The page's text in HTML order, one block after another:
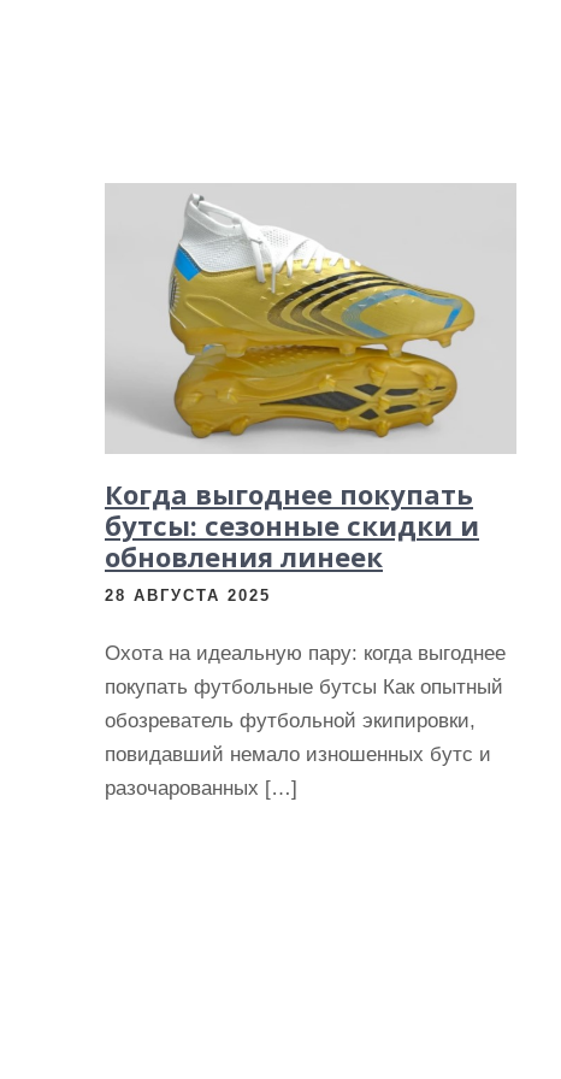
Когда выгоднее покупать
бутсы: сезонные скидки и
обновления линеек
28 АВГУСТА 2025
Охота на идеальную пару: когда выгоднее
покупать футбольные бутсы Как опытный
обозреватель футбольной экипировки,
повидавший немало изношенных бутс и
разочарованных […]